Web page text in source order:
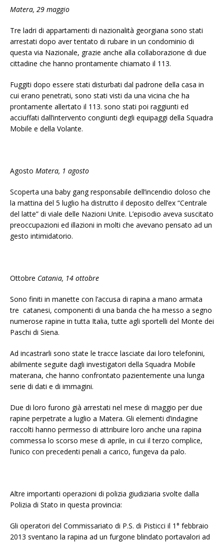
Matera, 29 maggio
Tre ladri di appartamenti di nazionalità georgiana sono stati
arrestati dopo aver tentato di rubare in un condominio di
questa via Nazionale, grazie anche alla collaborazione di due
cittadine che hanno prontamente chiamato il 113.
Fuggiti dopo essere stati disturbati dal padrone della casa in
cui erano penetrati, sono stati visti da una vicina che ha
prontamente allertato il 113. sono stati poi raggiunti ed
acciuffati dall’intervento congiunti degli equipaggi della Squadra
Mobile e della Volante.
Agosto Matera, 1 agosto
Scoperta una baby gang responsabile dell’incendio doloso che
la mattina del 5 luglio ha distrutto il deposito dell’ex “Centrale
del latte” di viale delle Nazioni Unite. L’episodio aveva suscitato
preoccupazioni ed illazioni in molti che avevano pensato ad un
gesto intimidatorio.
Ottobre Catania, 14 ottobre
Sono finiti in manette con l’accusa di rapina a mano armata
tre catanesi, componenti di una banda che ha messo a segno
numerose rapine in tutta Italia, tutte agli sportelli del Monte dei
Paschi di Siena.
Ad incastrarli sono state le tracce lasciate dai loro telefonini,
abilmente seguite dagli investigatori della Squadra Mobile
materana, che hanno confrontato pazientemente una lunga
serie di dati e di immagini.
Due di loro furono già arrestati nel mese di maggio per due
rapine perpetrate a luglio a Matera. Gli elementi d’indagine
raccolti hanno permesso di attribuire loro anche una rapina
commessa lo scorso mese di aprile, in cui il terzo complice,
l’unico con precedenti penali a carico, fungeva da palo.
Altre importanti operazioni di polizia giudiziaria svolte dalla
Polizia di Stato in questa provincia:
Gli operatori del Commissariato di P.S. di Pisticci il 1° febbraio
2013 sventano la rapina ad un furgone blindato portavalori ad